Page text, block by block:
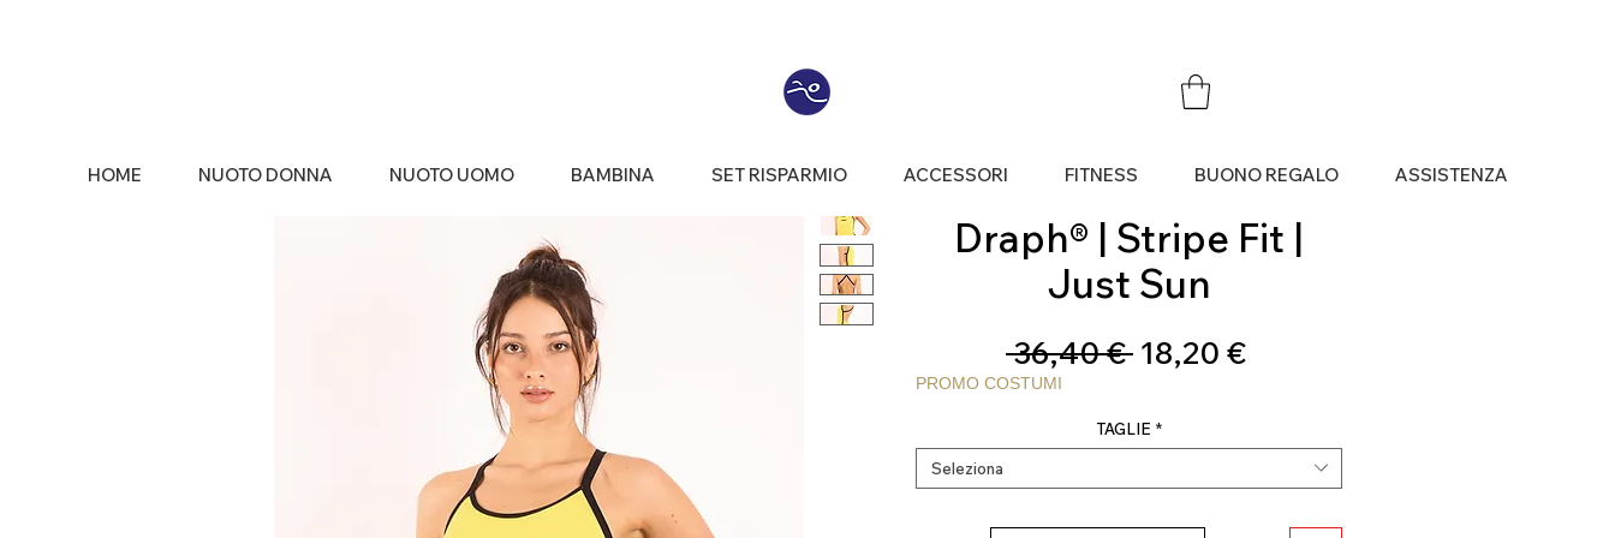
HOME NUOTO DONNA NUOTO UOMO BAMBINA SET RISPARMIO ACCESSORI FITNESS BUONO REGALO ASSISTENZA
Draph® | Stripe Fit |
Just Sun
36,40 € Prezzo
18,20 €Prezzo
PROMO COSTUMI
TAGLIE *
Seleziona